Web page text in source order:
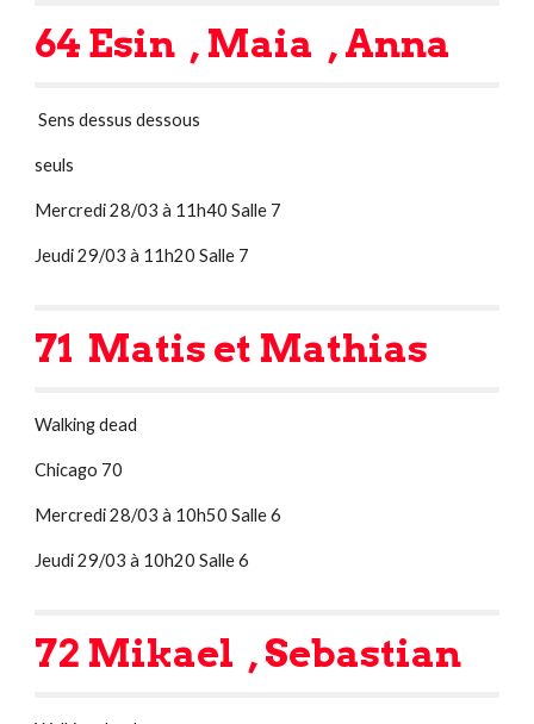
64 Esin  , Maia  , Anna
Sens dessus dessous
seuls
Mercredi 28/03 à 11h40 Salle 7
Jeudi 29/03 à 11h20 Salle 7
71  Matis et Mathias
Walking dead
Chicago 70
Mercredi 28/03 à 10h50 Salle 6
Jeudi 29/03 à 10h20 Salle 6
72 Mikael  , Sebastian